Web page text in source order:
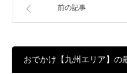
前の記事
おでかけ【九州エリア】の